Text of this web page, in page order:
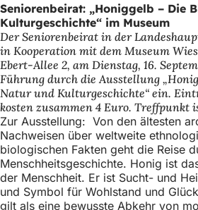
f
i
n
d
e
n
s
i
c
Seniorenbeirat: „Honiggelb – Die
Kulturgeschichte“ im Museum
Der Seniorenbeirat in der
in Kooperation mit dem Museum
Ebert-Allee 2, am Dienstag, 16.
Führung durch die Ausstellung
Natur und Kulturgeschichte“ ein.
kosten zusammen 4 Euro. Treffpunkt
Zur Ausstellung: Von den ältesten
Nachweisen über weltweite
biologischen Fakten geht die Reise
Menschheitsgeschichte. Honig ist
der Menschheit. Er ist Sucht- und
und Symbol für Wohlstand und
gilt als eine bewusste Abkehr von